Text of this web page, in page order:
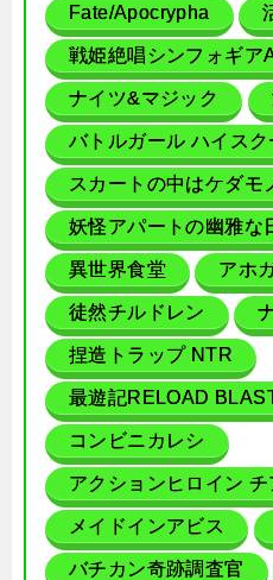
Fate/Apocrypha
戦姫絶唱シンフォギア
ナイツ&マジック
バトルガール ハイスク
スカートの中はケダモ
妖怪アパートの幽雅な
異世界食堂 アホ
徒然チルドレン
捏造トラップ NTR
最遊記RELOAD
コンビニカレシ
アクションヒロイン
メイドインアビス
バチカン奇跡調査官